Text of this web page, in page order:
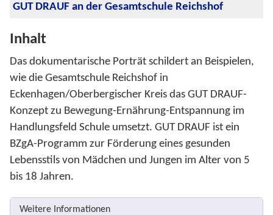
GUT DRAUF an der Gesamtschule Reichshof
Inhalt
Das dokumentarische Porträt schildert an Beispielen,
wie die Gesamtschule Reichshof in
Eckenhagen/Oberbergischer Kreis das GUT DRAUF-
Konzept zu Bewegung-Ernährung-Entspannung im
Handlungsfeld Schule umsetzt. GUT DRAUF ist ein
BZgA-Programm zur Förderung eines gesunden
Lebensstils von Mädchen und Jungen im Alter von 5
bis 18 Jahren.
Weitere Informationen